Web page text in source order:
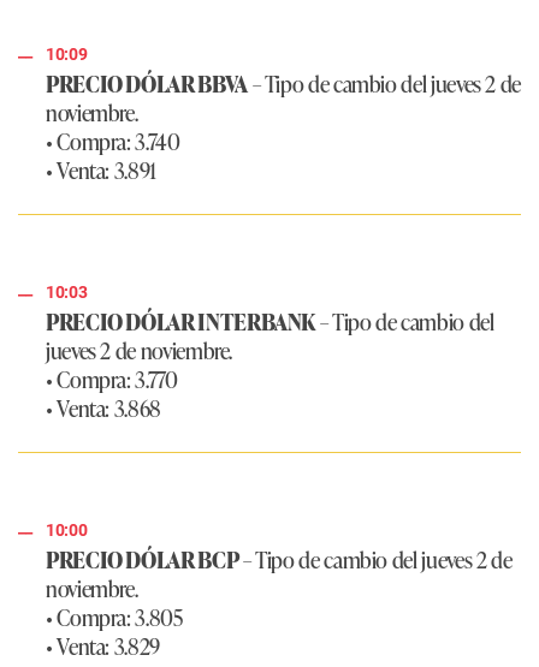
10:09
PRECIO DÓLAR BBVA– Tipo de cambio del jueves 2 de
noviembre.
• Compra: 3.740
• Venta: 3.891
10:03
PRECIO DÓLAR INTERBANK– Tipo de cambio del
jueves 2 de noviembre.
• Compra: 3.770
• Venta: 3.868
10:00
PRECIO DÓLAR BCP– Tipo de cambio del jueves 2 de
noviembre.
• Compra: 3.805
• Venta: 3.829